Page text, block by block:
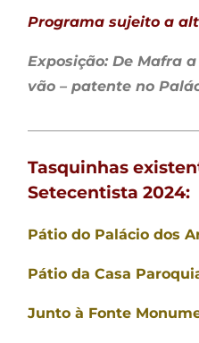
Programa sujeito a
Exposição: De Mafra
vão – patente no
Tasquinhas
Setecentista 2024:
Pátio do Palácio dos
Pátio da Casa
Junto à Fonte